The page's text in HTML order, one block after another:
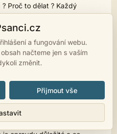
Proč to dělat ? Každý
a každý toužíme po tom ,
..já tedy
který byl mezi bídou a
to je tak veliký záslužný
:))
se mýlíš ....kartářka je
stane...Bohužel...má
jí to řeknou a pokud je
a fungování webu.
načteme jen s vaším
změnit.
Přijmout vše